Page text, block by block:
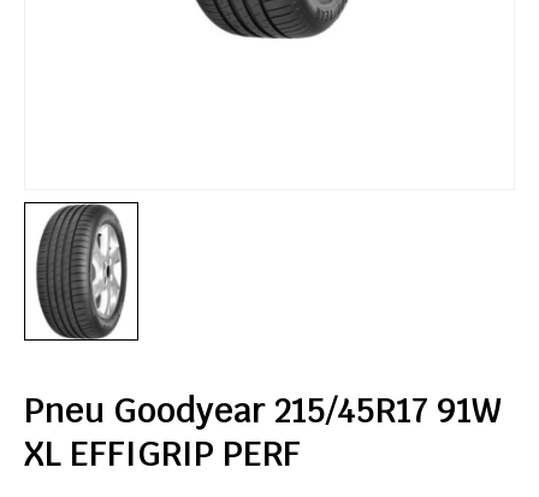
Pneu Goodyear 215/45R17 91W
XL EFFIGRIP PERF